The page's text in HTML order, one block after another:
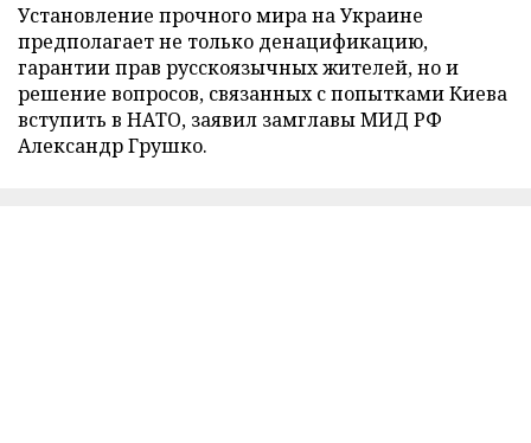
Установление прочного мира на Украине
предполагает не только денацификацию,
гарантии прав русскоязычных жителей, но и
решение вопросов, связанных с попытками Киева
вступить в НАТО, заявил замглавы МИД РФ
Александр Грушко.